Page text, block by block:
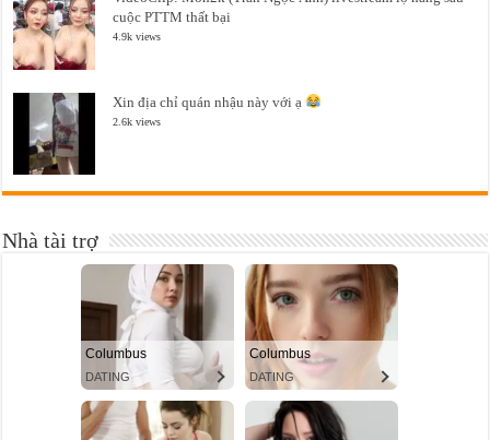
cuộc PTTM thất bại
4.9k views
Xin địa chỉ quán nhậu này với ạ
2.6k views
Nhà tài trợ